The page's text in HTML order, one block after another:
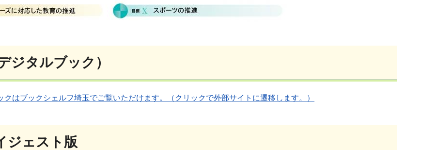
ジタルブック）
クはブックシェルフ埼玉でご覧いただけます。（クリックで外部サイトに遷移します。）
ジェスト版